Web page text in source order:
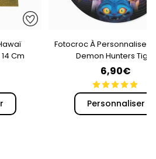
Cm
Fotocroc À Personnaliser
Demon Hunters Tiger
6,90€
Personnaliser